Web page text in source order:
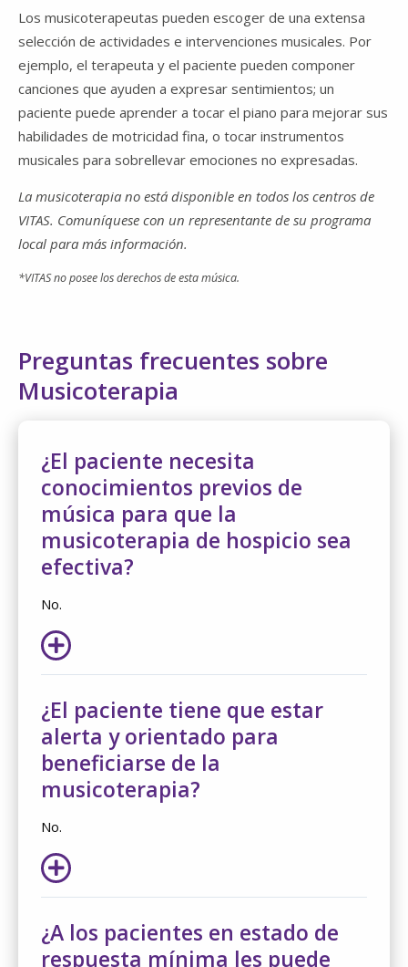
Los musicoterapeutas pueden escoger de una extensa
selección de actividades e intervenciones musicales. Por
ejemplo, el terapeuta y el paciente pueden componer
canciones que ayuden a expresar sentimientos; un
paciente puede aprender a tocar el piano para mejorar sus
habilidades de motricidad fina, o tocar instrumentos
musicales para sobrellevar emociones no expresadas.
La musicoterapia no está disponible en todos los centros de
VITAS. Comuníquese con un representante de su programa
local para más información.
*VITAS no posee los derechos de esta música.
Preguntas frecuentes sobre
Musicoterapia
¿El paciente necesita
conocimientos previos de
música para que la
musicoterapia de hospicio sea
efectiva?
No.
¿El paciente tiene que estar
alerta y orientado para
beneficiarse de la
musicoterapia?
No.
¿A los pacientes en estado de
respuesta mínima les puede